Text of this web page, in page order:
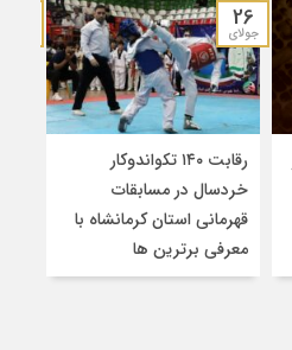
26
جولای
رقابت ۱۴۰ تکواندوکار
خردسال در مسابقات
قهرمانی استان کرمانشاه با
معرفی برترین‌ ها